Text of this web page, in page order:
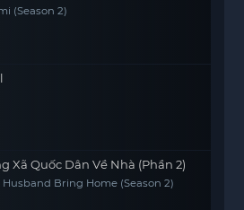
(Season 2)
Xã Quốc Dân Về Nhà (Phần 2)
Bring Home (Season 2)